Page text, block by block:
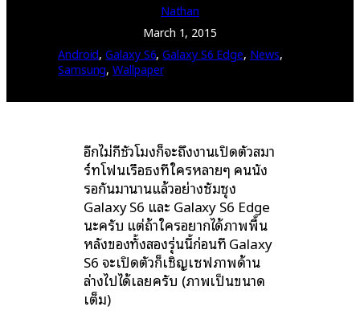
Nathan
March 1, 2015
Android, Galaxy S6, Galaxy S6 Edge, News
Samsung, Wallpaper
อีกไม่กี่ชั่วโมงก็จะถึงงานเปิดตัวสมา
ร์ทโฟนเรือธงที่ใครหลายๆ คนนั่ง
รอกันมานานแล้วอย่างซัมซุง
Galaxy S6 และ Galaxy S6 Edge
นะครับ แต่ถ้าใครอยากได้ภาพพื้น
หลังของทั้งสองรุ่นนี้ก่อนที่ Galaxy
S6 จะเปิดตัวก็เชิญเซฟภาพด้าน
ล่างไปได้เลยครับ (ภาพเป็นขนาด
เต็ม)